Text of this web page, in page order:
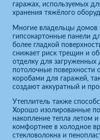
гаражах, используемых
хранения тяжёлого
Многие владельцы домов
гипсокартонные панели
более гладкой
снижает риск трещин и
отделку для
потолочные поверхности
коробами для гаражей,
создают аккуратный и
Утеплитель также
Хорошо изолированные
накопление тепла летом
комфортнее в холодное
стекловолокна и